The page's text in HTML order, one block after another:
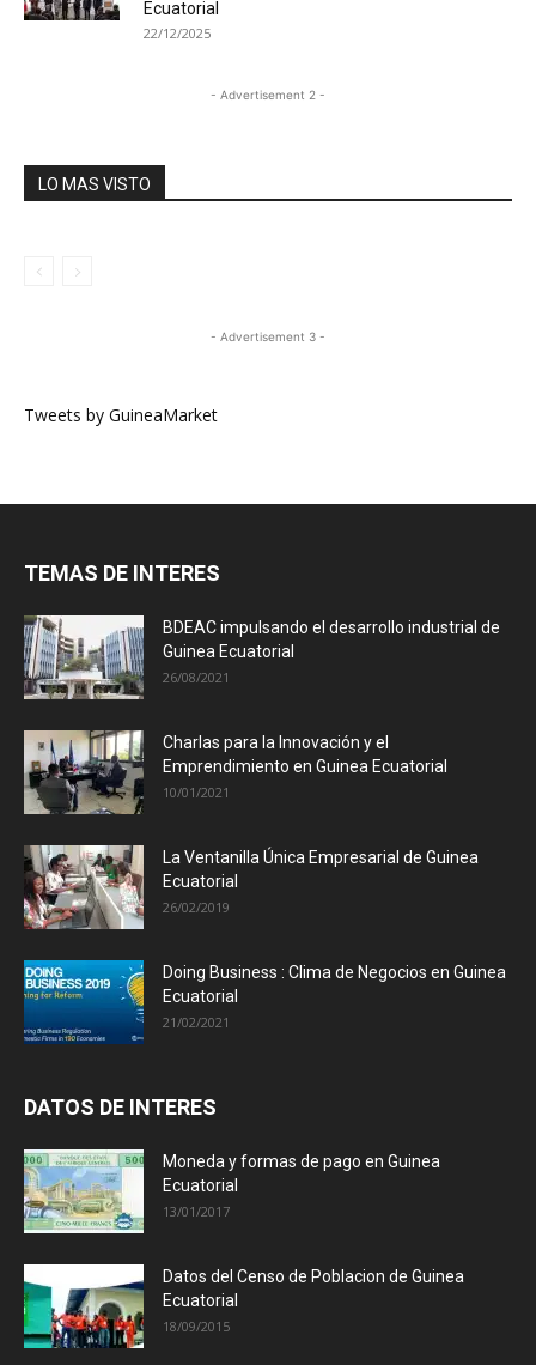
Ecuatorial
22/12/2025
- Advertisement 2 -
LO MAS VISTO
- Advertisement 3 -
Tweets by GuineaMarket
TEMAS DE INTERES
BDEAC impulsando el desarrollo industrial de
Guinea Ecuatorial
26/08/2021
Charlas para la Innovación y el
Emprendimiento en Guinea Ecuatorial
10/01/2021
La Ventanilla Única Empresarial de Guinea
Ecuatorial
26/02/2019
Doing Business : Clima de Negocios en Guinea
Ecuatorial
21/02/2021
DATOS DE INTERES
Moneda y formas de pago en Guinea
Ecuatorial
13/01/2017
Datos del Censo de Poblacion de Guinea
Ecuatorial
18/09/2015